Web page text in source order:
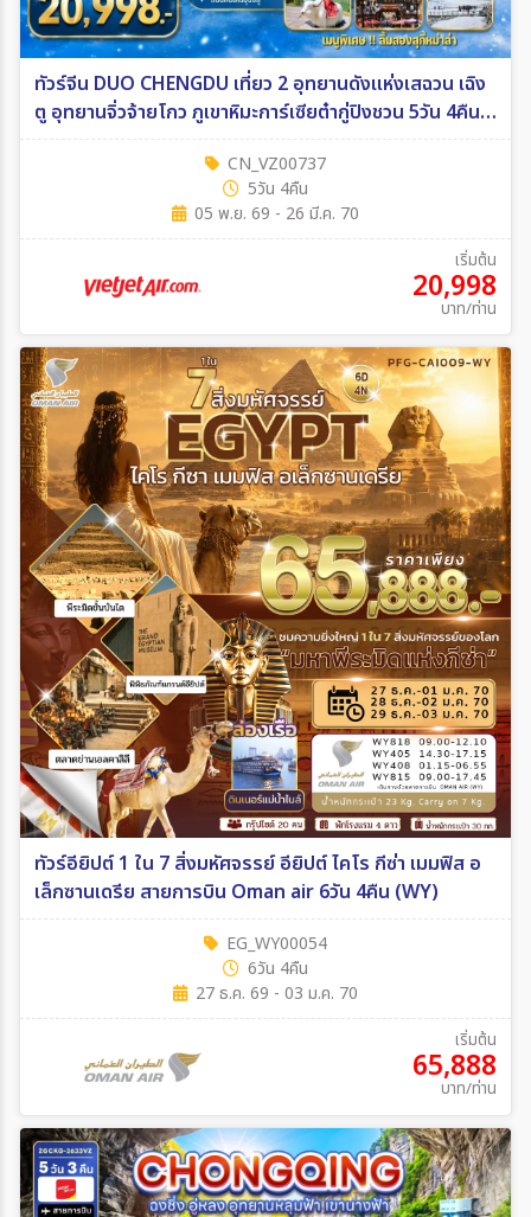
ทัวร์จีน DUO CHENGDU เที่ยว 2 อุทยานดังแห่งเสฉวน เฉิง
ตู อุทยานจิ่วจ้ายโกว ภูเขาหิมะการ์เซียต๋ากู่ปิงชวน 5วัน 4คืน
(VZ)
CN_VZ00737
5วัน 4คืน
05 พ.ย. 69 - 26 มี.ค. 70
เริ่มต้น
20,998
บาท/ท่าน
ทัวร์อียิปต์ 1 ใน 7 สิ่งมหัศจรรย์ อียิปต์ ไคโร กีซ่า เมมฟิส อ
เล็กซานเดรีย สายการบิน Oman air 6วัน 4คืน (WY)
EG_WY00054
6วัน 4คืน
27 ธ.ค. 69 - 03 ม.ค. 70
เริ่มต้น
65,888
บาท/ท่าน